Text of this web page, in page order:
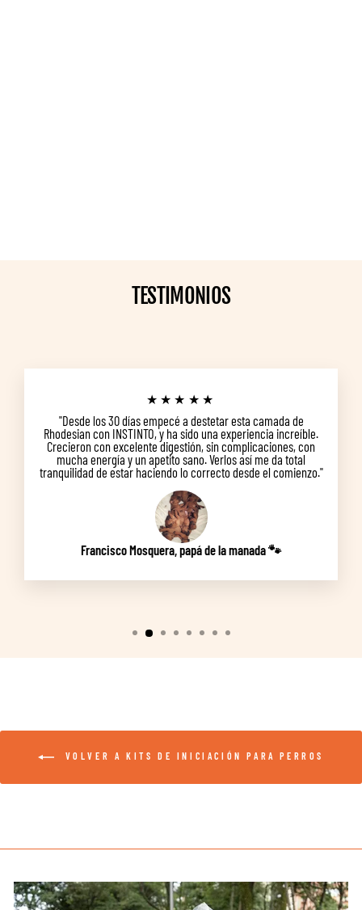
TESTIMONIOS
★★★★★
"Desde los 30 días empecé a destetar esta camada de
Rhodesian con INSTINTO, y ha sido una experiencia increíble.
Crecieron con excelente digestión, sin complicaciones, con
mucha energía y un apetito sano. Verlos así me da total
tranquilidad de estar haciendo lo correcto desde el comienzo."
Francisco Mosquera, papá de la manada 🐾
VOLVER A KITS DE INICIACIÓN PARA PERROS